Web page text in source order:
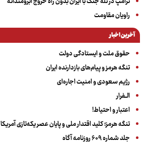
راویان مقاومت
آخرین اخبار
حقوق ملت و ایستادگی دولت
تنگه هرمز و پیام‌های بازدارنده ایران
رژیم سعودی و امنیت اجاره‌ای
الــفرار
اعتبار و احتیاط!
تنگه هرمز؛ کلید اقتدار ملی و پایان عصر یکه‌تازی آمریکا
جلد شماره ۶۰۹ روزنامه آگاه